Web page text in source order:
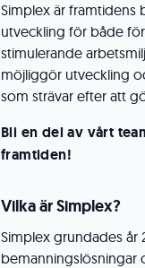
Simplex är framtidens
utveckling för både
stimulerande
möjliggör utveckling
som strävar efter att
Bli en del av vårt
framtiden!
Vilka är Simplex?
Simplex grundades år
bemanningslösningar